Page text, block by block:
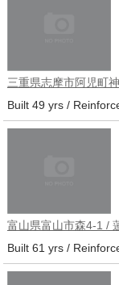
三重県志摩市阿児町
富山県富山市森4-1 /